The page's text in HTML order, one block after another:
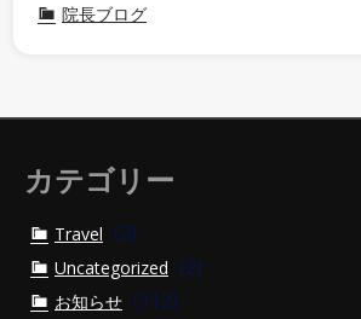
院長ブログ
カテゴリー
Travel (2)
Uncategorized (2)
お知らせ (112)